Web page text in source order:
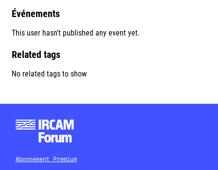
Événements
This user hasn't published any event yet.
Related tags
No related tags to show
Abonnement Premium